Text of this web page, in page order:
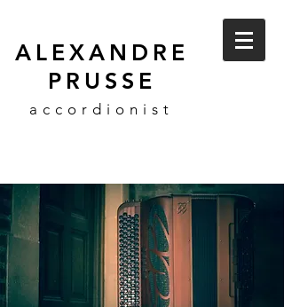
ALEXANDRE
PRUSSE
accordionist